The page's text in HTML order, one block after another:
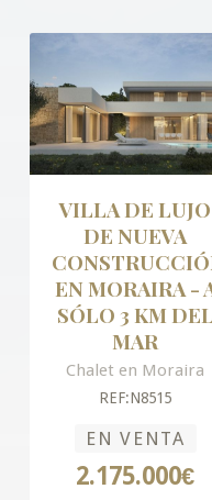
VILLA DE LUJO
DE NUEVA
EN MORAIRA -
SÓLO 3 KM DEL
MAR
Chalet en Moraira
REF:N8515
EN VENTA
2.175.000€